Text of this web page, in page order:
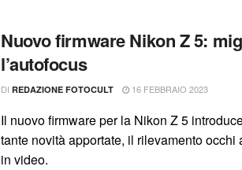
Nuovo firmware Nikon Z 5:
l’autofocus
DI REDAZIONE FOTOCULT 16 FEBBRAIO 2023
Il nuovo firmware per la Nikon Z 5
tante novità apportate, il rilevamento occhi
in video.